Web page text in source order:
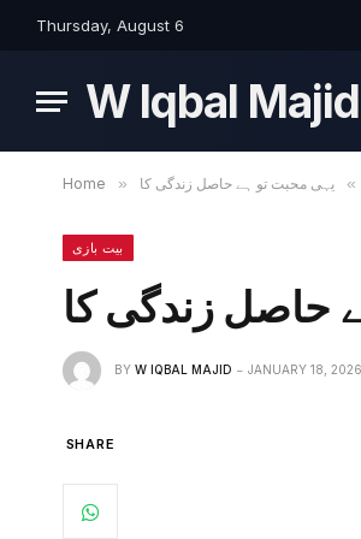
Thursday, August 6
W Iqbal Majid
Home » » یہی محبت تو ہے حاصل زندگی کا
بیت بازی
حاصل زندگی کا
BY W IQBAL MAJID JANUARY 18, 2026
SHARE